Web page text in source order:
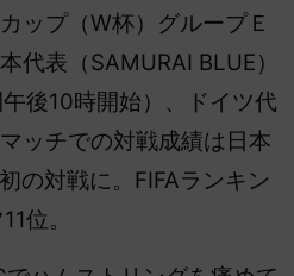
ップ（W杯）グループＥ
代表（SAMURAI BLUE）
後10時開始）、ドイツ代
ッチでの対戦成績は日本
の対戦に。FIFAランキン
位。